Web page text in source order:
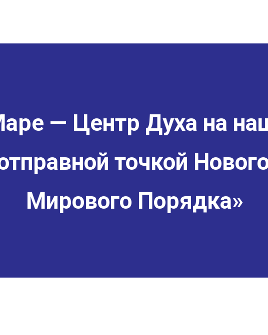
— Центр Духа на
точкой
Мирового Порядка»